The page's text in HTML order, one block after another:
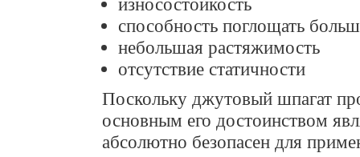
способность поглощать
небольшая растяжимость
отсутствие статичности
Поскольку джутовый шпагат
основным его достоинством
абсолютно безопасен для